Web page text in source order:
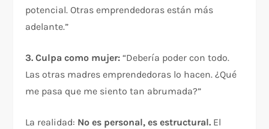
potencial. Otras emprendedoras están más
adelante.”
3. Culpa como mujer: “Debería poder con todo.
Las otras madres emprendedoras lo hacen. ¿Qué
me pasa que me siento tan abrumada?”
La realidad: No es personal, es estructural. El